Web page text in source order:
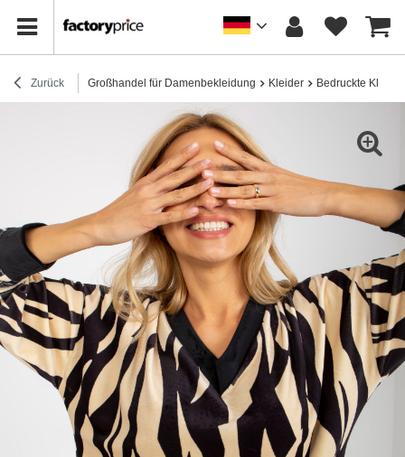
Zurück Großhandel für Damenbekleidung Kleider Bedruckte Kleider